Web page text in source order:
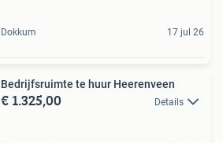
Dokkum 17 jul 26
Bedrijfsruimte te huur Heerenveen
€ 1.325,00 Details